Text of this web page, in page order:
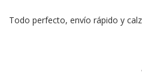
Todo perfecto, envío rápido y